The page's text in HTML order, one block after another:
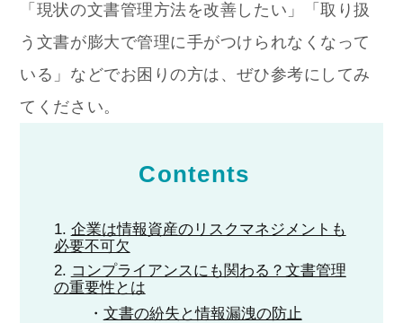
「現状の文書管理方法を改善したい」「取り扱
う文書が膨大で管理に手がつけられなくなって
いる」などでお困りの方は、ぜひ参考にしてみ
てください。
Contents
企業は情報資産のリスクマネジメントも
必要不可欠
コンプライアンスにも関わる？文書管理
の重要性とは
文書の紛失と情報漏洩の防止